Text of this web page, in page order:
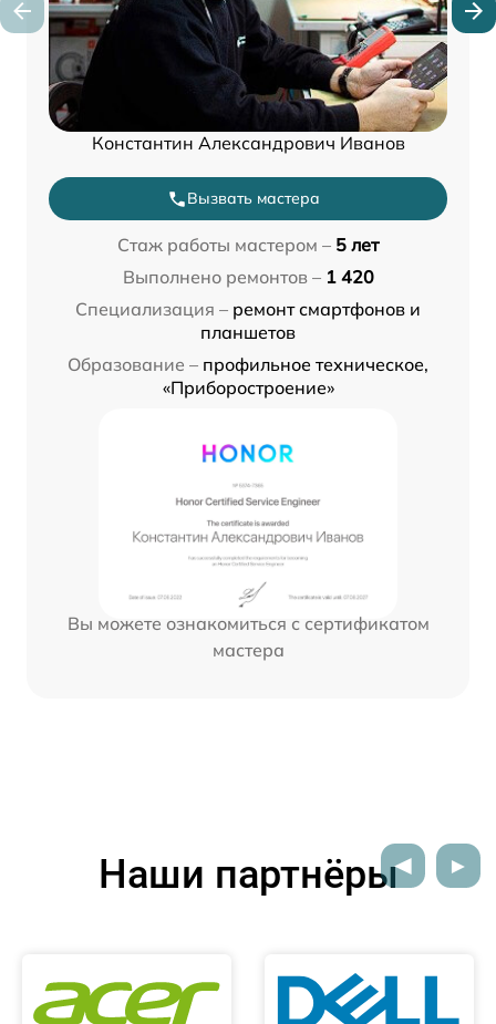
Константин Александрович Иванов
Вызвать мастера
Стаж работы мастером – 5 лет
Выполнено ремонтов – 1 420
Специализация – ремонт смартфонов и
планшетов
Образование – профильное техническое,
«Приборостроение»
Вы можете ознакомиться с сертификатом
мастера
Наши партнёры